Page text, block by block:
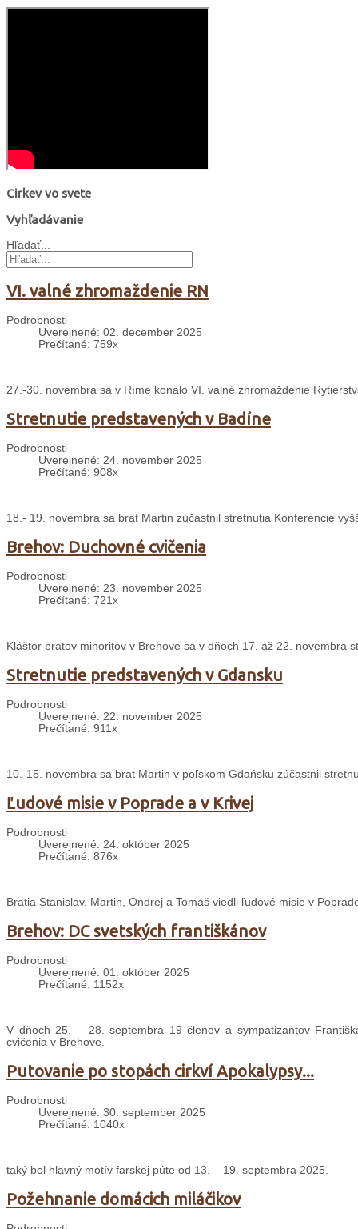
Cirkev vo svete
Vyhľadávanie
Hľadať...
VI. valné zhromaždenie RN
Podrobnosti
Uverejnené: 02. december 2025
Prečítané: 759x
27.-30. novembra sa v Ríme konalo VI. valné zhromaždenie
Stretnutie predstavených v Badíne
Podrobnosti
Uverejnené: 24. november 2025
Prečítané: 908x
18.- 19. novembra sa brat Martin zúčastnil stretnutia Konferencie
Brehov: Duchovné cvičenia
Podrobnosti
Uverejnené: 23. november 2025
Prečítané: 721x
Kláštor bratov minoritov v Brehove sa v dňoch 17. až 22. novembra
Stretnutie predstavených v Gdansku
Podrobnosti
Uverejnené: 22. november 2025
Prečítané: 911x
10.-15. novembra sa brat Martin v poľskom Gdańsku zúčastnil
Ľudové misie v Poprade a v Krivej
Podrobnosti
Uverejnené: 24. október 2025
Prečítané: 876x
Bratia Stanislav, Martin, Ondrej a Tomáš viedli ľudové misie v
Brehov: DC svetských františkánov
Podrobnosti
Uverejnené: 01. október 2025
Prečítané: 1152x
V dňoch 25. – 28. septembra 19 členov a sympatizantov
cvičenia v Brehove.
Putovanie po stopách cirkví Apokalypsy...
Podrobnosti
Uverejnené: 30. september 2025
Prečítané: 1040x
taký bol hlavný motív farskej púte od 13. – 19. septembra 2025.
Požehnanie domácich miláčikov